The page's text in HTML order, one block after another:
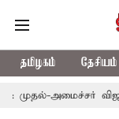
தமிழகம் தேசியம்
விஜய்